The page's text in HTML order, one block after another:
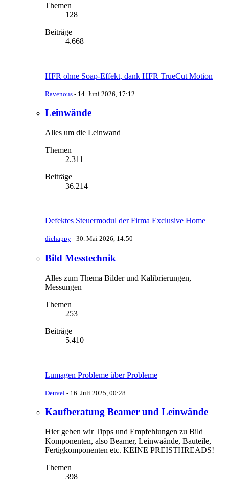
Themen
128
Beiträge
4.668
HFR ohne Soap-Effekt, dank HFR TrueCut Motion
Ravenous - 14. Juni 2026, 17:12
Leinwände
Alles um die Leinwand
Themen
2.311
Beiträge
36.214
Defektes Steuermodul der Firma Exclusive Home
diehappy - 30. Mai 2026, 14:50
Bild Messtechnik
Alles zum Thema Bilder und Kalibrierungen,
Messungen
Themen
253
Beiträge
5.410
Lumagen Probleme über Probleme
Deuvel - 16. Juli 2025, 00:28
Kaufberatung Beamer und Leinwände
Hier geben wir Tipps und Empfehlungen zu Bild
Komponenten, also Beamer, Leinwaände, Bauteile,
Fertigkomponenten etc. KEINE PREISTHREADS!
Themen
398